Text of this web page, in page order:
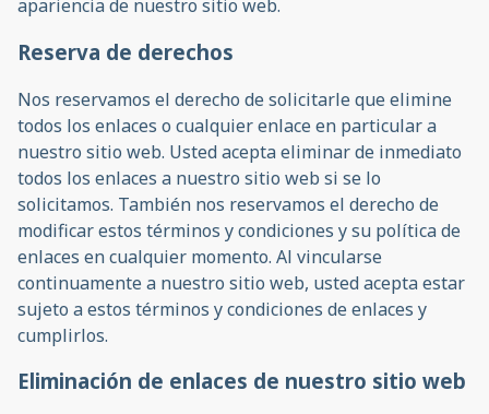
apariencia de nuestro sitio web.
Reserva de derechos
Nos reservamos el derecho de solicitarle que elimine
todos los enlaces o cualquier enlace en particular a
nuestro sitio web. Usted acepta eliminar de inmediato
todos los enlaces a nuestro sitio web si se lo
solicitamos. También nos reservamos el derecho de
modificar estos términos y condiciones y su política de
enlaces en cualquier momento. Al vincularse
continuamente a nuestro sitio web, usted acepta estar
sujeto a estos términos y condiciones de enlaces y
cumplirlos.
Eliminación de enlaces de nuestro sitio web